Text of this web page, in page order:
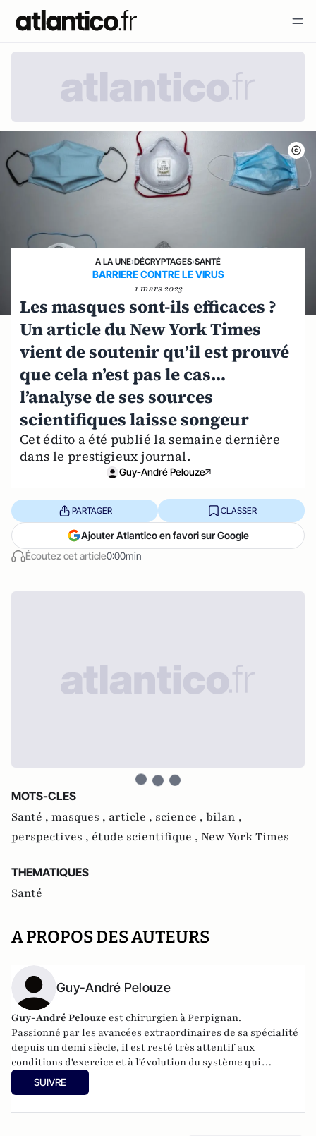
A LA UNE›DÉCRYPTAGES›SANTÉ
BARRIERE CONTRE LE VIRUS
1 mars 2023
Les masques sont-ils efficaces ?
Un article du New York Times
vient de soutenir qu’il est prouvé
que cela n’est pas le cas…
l’analyse de ses sources
scientifiques laisse songeur
Cet édito a été publié la semaine dernière
dans le prestigieux journal.
Guy-André Pelouze
Écoutez cet article0:00min
PARTAGER CLASSER
Ajouter Atlantico en favori sur Google
MOTS-CLES
Santé , masques , article , science , bilan ,
perspectives , étude scientifique , New York Times
THEMATIQUES
Santé
A PROPOS DES AUTEURS
Guy-André Pelouze
Guy-André Pelouze est chirurgien à Perpignan.
Passionné par les avancées extraordinaires de sa spécialité
depuis un demi siècle, il est resté très attentif aux
conditions d'exercice et à l'évolution du système qui
conditionnent la qualité des soins.
SUIVRE